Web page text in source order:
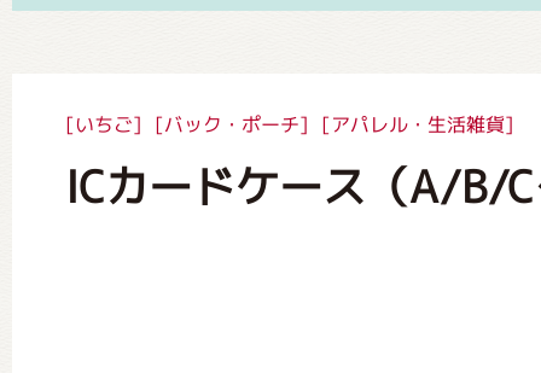
[いちご] [バック・ポーチ] [アパレル・生活雑貨]
ICカードケース（A/B/
絵本・作家紹介